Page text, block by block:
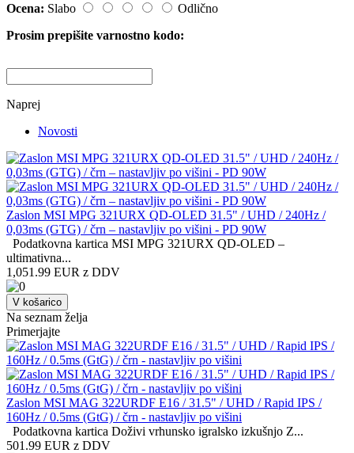
Ocena: Slabo
Odlično
Prosim prepišite varnostno kodo:
Naprej
Novosti
Zaslon MSI MPG 321URX QD-OLED 31.5" / UHD / 240Hz /
0,03ms (GTG) / črn – nastavljiv po višini - PD 90W
Podatkovna kartica MSI MPG 321URX QD-OLED –
ultimativna...
1,051.99 EUR z DDV
V košarico
Na seznam želja
Primerjajte
Zaslon MSI MAG 322URDF E16 / 31.5" / UHD / Rapid IPS /
160Hz / 0.5ms (GtG) / črn - nastavljiv po višini
Podatkovna kartica Doživi vrhunsko igralsko izkušnjo Z...
501.99 EUR z DDV